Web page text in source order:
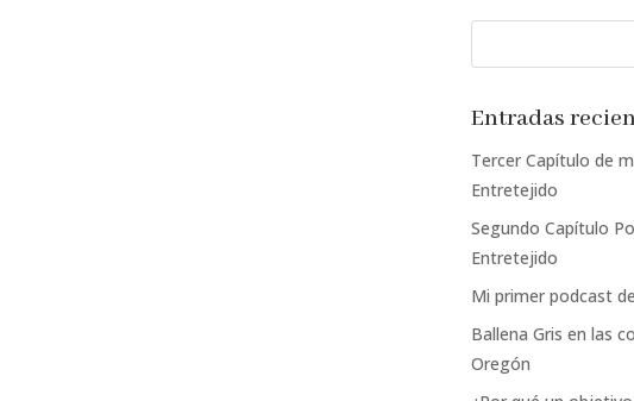
Entradas
Tercer Capítulo de
Entretejido
Segundo Capítulo
Entretejido
Mi primer podcast
Ballena Gris en las
Oregón